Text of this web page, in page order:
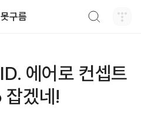
구름
에어로 컨셉트
잡겠네!